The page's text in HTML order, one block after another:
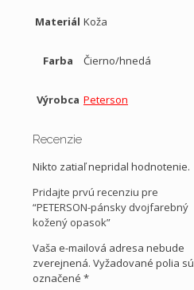
Materiál Koža
Farba Čierno/hnedá
Výrobca Peterson
Recenzie
Nikto zatiaľ nepridal hodnotenie.
Pridajte prvú recenziu pre
“PETERSON-pánsky dvojfarebný
kožený opasok”
Vaša e-mailová adresa nebude
zverejnená. Vyžadované polia sú
označené *